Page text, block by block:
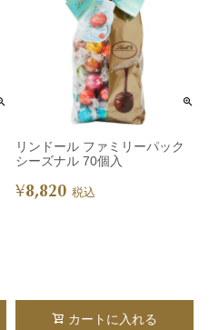
リンドール ファミリーパック
シーズナル 70個入
¥8,820 税込
カートに入れる